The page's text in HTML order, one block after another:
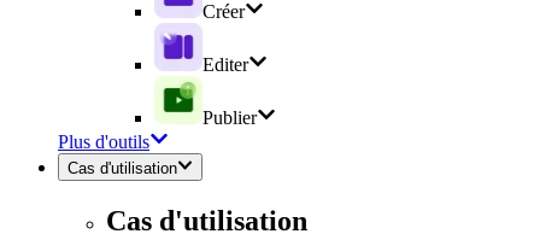
Créer
Editer
Publier
Plus d'outils
Cas d'utilisation
Cas d'utilisation